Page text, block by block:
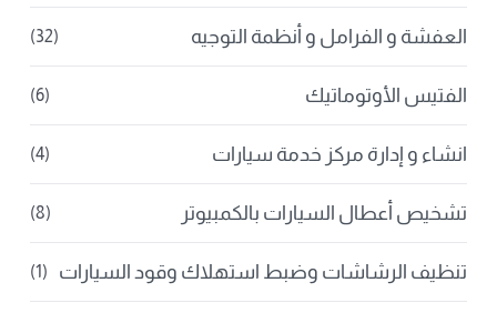
العفشة و الفرامل و أنظمة التوجيه (32)
الفتيس الأوتوماتيك (6)
انشاء و إدارة مركز خدمة سيارات (4)
تشخيص أعطال السيارات بالكمبيوتر (8)
تنظيف الرشاشات وضبط استهلاك وقود السيارات (1)